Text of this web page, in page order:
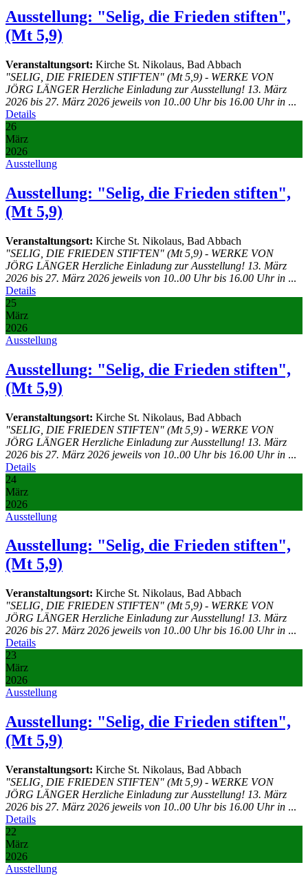
Ausstellung: "Selig, die Frieden stiften",
(Mt 5,9)
Veranstaltungsort: Kirche St. Nikolaus, Bad Abbach
"SELIG, DIE FRIEDEN STIFTEN" (Mt 5,9) - WERKE VON
JÖRG LÄNGER Herzliche Einladung zur Ausstellung! 13. März
2026 bis 27. März 2026 jeweils von 10..00 Uhr bis 16.00 Uhr in ...
Details
26
März
2026
Ausstellung
Ausstellung: "Selig, die Frieden stiften",
(Mt 5,9)
Veranstaltungsort: Kirche St. Nikolaus, Bad Abbach
"SELIG, DIE FRIEDEN STIFTEN" (Mt 5,9) - WERKE VON
JÖRG LÄNGER Herzliche Einladung zur Ausstellung! 13. März
2026 bis 27. März 2026 jeweils von 10..00 Uhr bis 16.00 Uhr in ...
Details
25
März
2026
Ausstellung
Ausstellung: "Selig, die Frieden stiften",
(Mt 5,9)
Veranstaltungsort: Kirche St. Nikolaus, Bad Abbach
"SELIG, DIE FRIEDEN STIFTEN" (Mt 5,9) - WERKE VON
JÖRG LÄNGER Herzliche Einladung zur Ausstellung! 13. März
2026 bis 27. März 2026 jeweils von 10..00 Uhr bis 16.00 Uhr in ...
Details
24
März
2026
Ausstellung
Ausstellung: "Selig, die Frieden stiften",
(Mt 5,9)
Veranstaltungsort: Kirche St. Nikolaus, Bad Abbach
"SELIG, DIE FRIEDEN STIFTEN" (Mt 5,9) - WERKE VON
JÖRG LÄNGER Herzliche Einladung zur Ausstellung! 13. März
2026 bis 27. März 2026 jeweils von 10..00 Uhr bis 16.00 Uhr in ...
Details
23
März
2026
Ausstellung
Ausstellung: "Selig, die Frieden stiften",
(Mt 5,9)
Veranstaltungsort: Kirche St. Nikolaus, Bad Abbach
"SELIG, DIE FRIEDEN STIFTEN" (Mt 5,9) - WERKE VON
JÖRG LÄNGER Herzliche Einladung zur Ausstellung! 13. März
2026 bis 27. März 2026 jeweils von 10..00 Uhr bis 16.00 Uhr in ...
Details
22
März
2026
Ausstellung